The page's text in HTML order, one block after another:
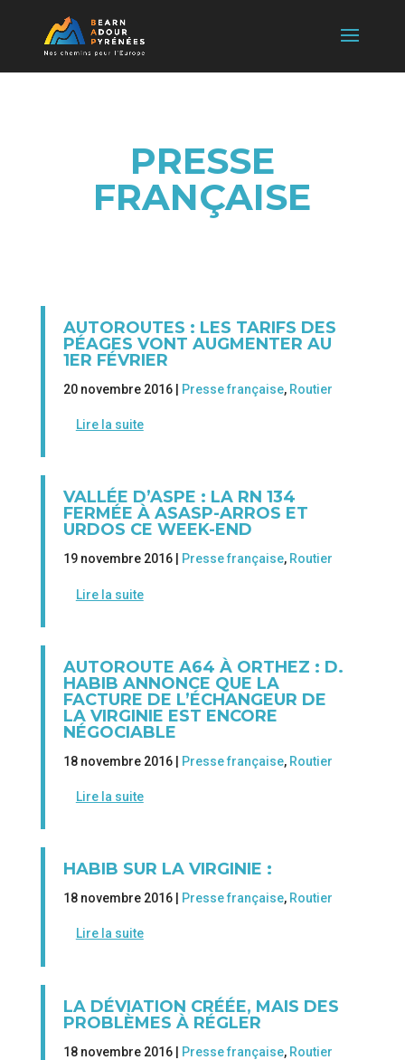
PRESSE
FRANÇAISE
AUTOROUTES : LES TARIFS DES
PÉAGES VONT AUGMENTER AU
1ER FÉVRIER
20 novembre 2016 | Presse française, Routier
Lire la suite
VALLÉE D’ASPE : LA RN 134
FERMÉE À ASASP-ARROS ET
URDOS CE WEEK-END
19 novembre 2016 | Presse française, Routier
Lire la suite
AUTOROUTE A64 À ORTHEZ : D.
HABIB ANNONCE QUE LA
FACTURE DE L’ÉCHANGEUR DE
LA VIRGINIE EST ENCORE
NÉGOCIABLE
18 novembre 2016 | Presse française, Routier
Lire la suite
HABIB SUR LA VIRGINIE :
18 novembre 2016 | Presse française, Routier
Lire la suite
LA DÉVIATION CRÉÉE, MAIS DES
PROBLÈMES À RÉGLER
18 novembre 2016 | Presse française, Routier